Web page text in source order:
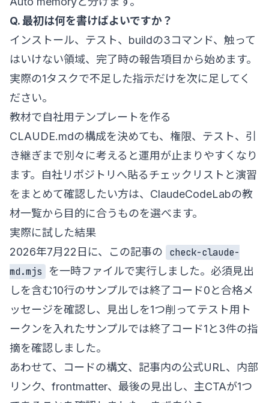
Q. 最初は何を書けばよいですか？
インストール、テスト、buildの3コマンド、触って
はいけない領域、完了時の報告項目から始めます。
実際の1タスクで不足した指示だけを次に足してく
ださい。
教材で自社用テンプレートを作る
CLAUDE.mdの構成を決めても、権限、テスト、引
き継ぎまで別々に考えると運用が止まりやすくなり
ます。自社リポジトリへ貼るチェックリストと演習
をまとめて確認したい方は、 ClaudeCodeLabの教
材一覧から目的に合うものを選べます。
実際に試した結果
2026年7月22日に、この記事の
check-claude-
md.mjs
を一時ファイルで実行しました。必須見出
しを含む10行のサンプルでは終了コード0と合格メ
ッセージを確認し、見出しを1つ削ってテスト用ト
ークンを入れたサンプルでは終了コード1と3件の指
摘を確認しました。
あわせて、コードの構文、記事内の公式URL、内部
リンク、frontmatter、最後の見出し、主CTAが1つ